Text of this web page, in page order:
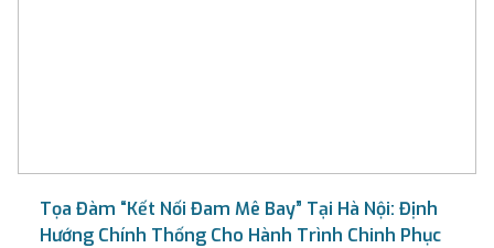
Tọa Đàm “Kết Nối Đam Mê Bay” Tại Hà Nội: Định
Hướng Chính Thống Cho Hành Trình Chinh Phục